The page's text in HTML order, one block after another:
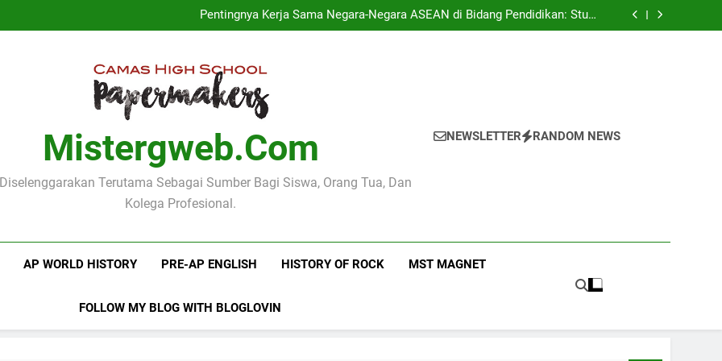
Pentingnya Kerja Sama Negara-Negara ASEAN di Bidang Pendidikan: Studi
Kasus di Camas High School
Jadwal Akademik Sekolah Menengah Camas High School Jakarta 2023
Pentingnya Kerja Sama Negara-Negara ASEAN di Bidang Pendidikan: Studi
Jadwal Akademik Sekolah Menengah Camas High School Jakarta 2023
Mistergweb.com
Terutama Sebagai Sumber Bagi Siswa, Orang Tua, Dan
Kolega Profesional.
NEWSLETTER RANDOM NEWS
AP WORLD HISTORY PRE-AP ENGLISH HISTORY OF ROCK MST MAGNET
FOLLOW MY BLOG WITH BLOGLOVIN